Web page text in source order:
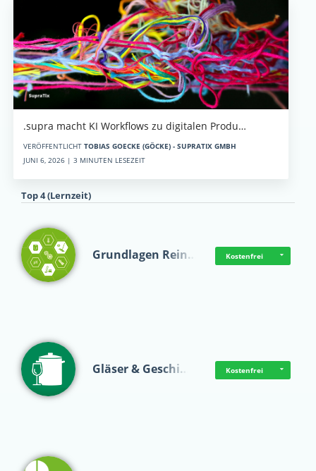
.supra macht KI Workflows zu digitalen Produ…
VERÖFFENTLICHT TOBIAS GOECKE (GÖCKE) - SUPRATIX GMBH
JUNI 6, 2026 | 3 MINUTEN LESEZEIT
Top 4 (Lernzeit)
Grundlagen Rein… Kostenfrei
Gläser & Geschi… Kostenfrei